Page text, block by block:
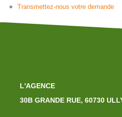
Transmettez-nous votre demande
L'AGENCE
30B GRANDE RUE, 60730